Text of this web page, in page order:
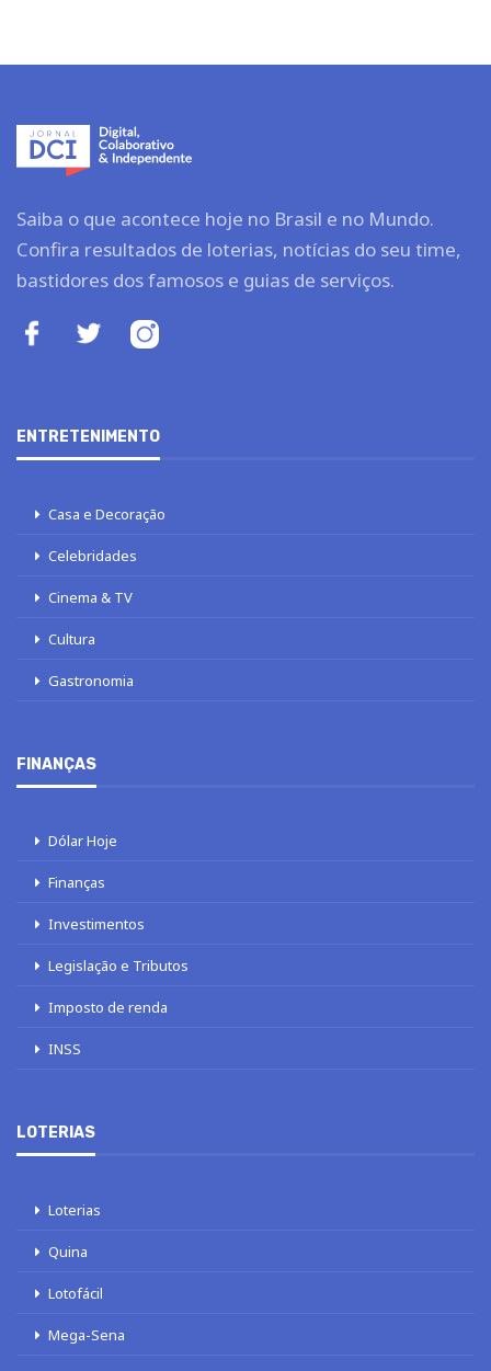
Saiba o que acontece hoje no Brasil e no Mundo.
Confira resultados de loterias, notícias do seu time,
bastidores dos famosos e guias de serviços.
ENTRETENIMENTO
Casa e Decoração
Celebridades
Cinema & TV
Cultura
Gastronomia
FINANÇAS
Dólar Hoje
Finanças
Investimentos
Legislação e Tributos
Imposto de renda
INSS
LOTERIAS
Loterias
Quina
Lotofácil
Mega-Sena